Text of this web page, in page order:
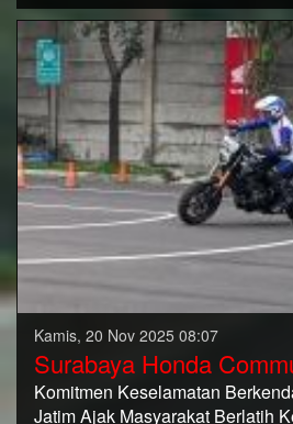
Kamis, 20 Nov 2025 08:07
Surabaya Honda
Komitmen Keselamatan
Jatim Ajak Masyarakat Berlatih